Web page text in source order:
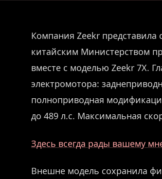
Компания Zeekr
китайским Министерством
вместе с моделью Zeekr 7X.
электромотора:
полноприводная
до 489 л.с. Максимальная
Здесь всегда рады вашему
Внешне модель сохранила